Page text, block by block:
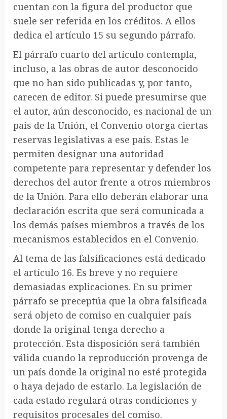
cuentan con la figura del productor que
suele ser referida en los créditos. A ellos
dedica el artículo 15 su segundo párrafo.
El párrafo cuarto del artículo contempla,
incluso, a las obras de autor desconocido
que no han sido publicadas y, por tanto,
carecen de editor. Si puede presumirse que
el autor, aún desconocido, es nacional de un
país de la Unión, el Convenio otorga ciertas
reservas legislativas a ese país. Estas le
permiten designar una autoridad
competente para representar y defender los
derechos del autor frente a otros miembros
de la Unión. Para ello deberán elaborar una
declaración escrita que será comunicada a
los demás países miembros a través de los
mecanismos establecidos en el Convenio.
Al tema de las falsificaciones está dedicado
el artículo 16. Es breve y no requiere
demasiadas explicaciones. En su primer
párrafo se preceptúa que la obra falsificada
será objeto de comiso en cualquier país
donde la original tenga derecho a
protección. Esta disposición será también
válida cuando la reproducción provenga de
un país donde la original no esté protegida
o haya dejado de estarlo. La legislación de
cada estado regulará otras condiciones y
requisitos procesales del comiso.